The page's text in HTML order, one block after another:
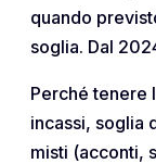
quando
soglia. Dal
Perché tenere
incassi, soglia
misti (acconti,